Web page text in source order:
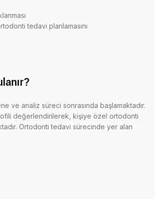
tedavi planlamasını
ve analiz süreci sonrasında başlamaktadır.
değerlendirilerek, kişiye özel ortodonti
Ortodonti tedavi sürecinde yer alan